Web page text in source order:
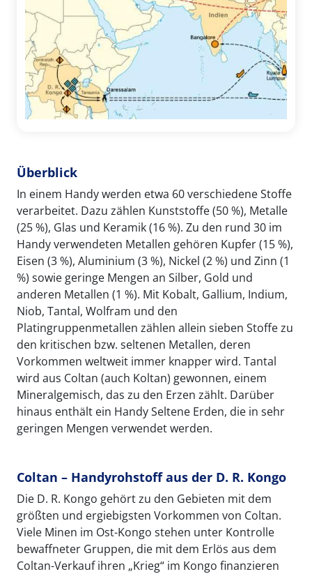
Überblick
In einem Handy werden etwa 60 verschiedene Stoffe
verarbeitet. Dazu zählen Kunststoffe (50 %), Metalle
(25 %), Glas und Keramik (16 %). Zu den rund 30 im
Handy verwendeten Metallen gehören Kupfer (15 %),
Eisen (3 %), Aluminium (3 %), Nickel (2 %) und Zinn (1
%) sowie geringe Mengen an Silber, Gold und
anderen Metallen (1 %). Mit Kobalt, Gallium, Indium,
Niob, Tantal, Wolfram und den
Platingruppenmetallen zählen allein sieben Stoffe zu
den kritischen bzw. seltenen Metallen, deren
Vorkommen weltweit immer knapper wird. Tantal
wird aus Coltan (auch Koltan) gewonnen, einem
Mineralgemisch, das zu den Erzen zählt. Darüber
hinaus enthält ein Handy Seltene Erden, die in sehr
geringen Mengen verwendet werden.
Coltan – Handyrohstoff aus der D. R. Kongo
Die D. R. Kongo gehört zu den Gebieten mit dem
größten und ergiebigsten Vorkommen von Coltan.
Viele Minen im Ost-Kongo stehen unter Kontrolle
bewaffneter Gruppen, die mit dem Erlös aus dem
Coltan-Verkauf ihren „Krieg“ im Kongo finanzieren